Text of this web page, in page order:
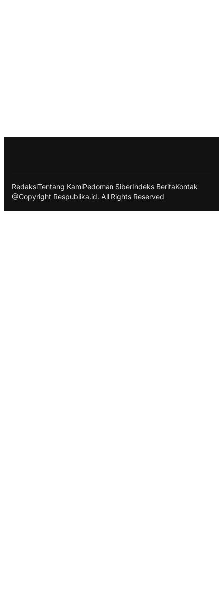
RedaksiTentang KamiPedoman SiberIndeks BeritaKontak
@Copyright Respublika.id. All Rights Reserved